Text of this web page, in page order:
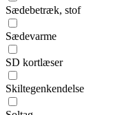
Sædebetræk, stof
Sædevarme
SD kortlæser
Skiltegenkendelse